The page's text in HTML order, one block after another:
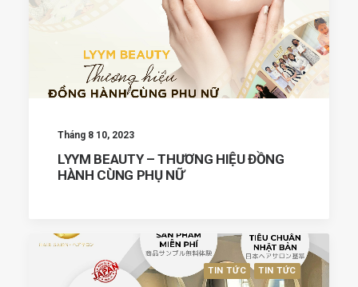
Tháng 8 10, 2023
LYYM BEAUTY – THƯƠNG HIỆU ĐỒNG
HÀNH CÙNG PHỤ NỮ
TIN TỨC TIN TỨC